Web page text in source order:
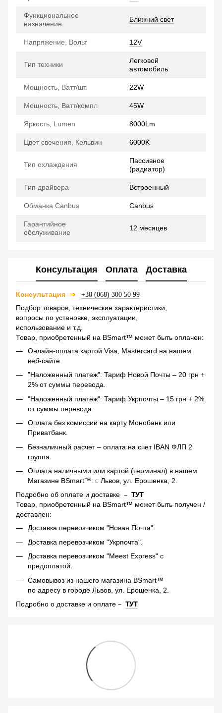
Функциональное
назначение
Ближний свет
Напряжение, Вольт 12V
Тип техники
Легковой
автомобиль
Мощность, Ватт/шт. 22W
Мощность, Ватт/компл 45W
Яркость, Lumen 8000Lm
Цвет свечения, Кельвин 6000K
Тип охлаждения
Пассивное
(радиатор)
Тип драйвера Встроенный
Обманка Canbus Canbus
Гарантийное
обслуживание
12 месяцев
Консультация Оплата Доставка
Консультация ⇒ +38 (068) 300 50 99
Подбор товаров, технические характеристики,
вопросы по установке, эксплуатации,
использование и т.д.
Товар, приобретенный на BSmart™ может быть оплачен:
Онлайн-оплата картой Visa, Mastercard на нашем
веб-сайте.
"Наложенный платеж": Тариф Новой Почты – 20 грн +
2% от суммы перевода.
"Наложенный платеж": Тариф Укрпочты – 15 грн + 2%
от суммы перевода.
Оплата без комиссии на карту Монобанк или
Приватбанк.
Безналичный расчет – оплата на счет IBAN ФЛП 2
группа.
Оплата наличными или картой (терминал) в нашем
Магазине BSmart™: г. Львов, ул. Ерошенка, 2.
Подробно об оплате и доставке – ТУТ
Товар, приобретенный на BSmart™ может быть получен /
доставлен:
Доставка перевозчиком "Новая Почта".
Доставка перевозчиком "Укрпочта".
Доставка перевозчиком "Meest Express" с
предоплатой.
Самовывоз из нашего магазина BSmart™
по адресу в городе Львов, ул. Ерошенка, 2.
Подробно о доставке и оплате – ТУТ